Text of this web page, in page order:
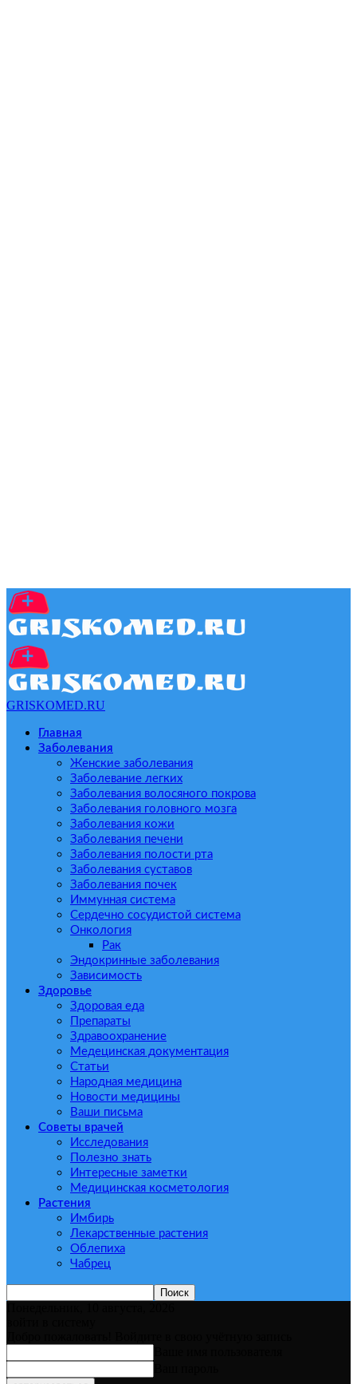
GRISKOMED.RU
Главная
Заболевания
Женские заболевания
Заболевание легких
Заболевания волосяного покрова
Заболевания головного мозга
Заболевания кожи
Заболевания печени
Заболевания полости рта
Заболевания суставов
Заболевания почек
Иммунная система
Сердечно сосудистой система
Онкология
Рак
Эндокринные заболевания
Зависимость
Здоровье
Здоровая еда
Препараты
Здравоохранение
Медецинская документация
Статьи
Народная медицина
Новости медицины
Ваши письма
Советы врачей
Исследования
Полезно знать
Интересные заметки
Медицинская косметология
Растения
Имбирь
Лекарственные растения
Облепиха
Чабрец